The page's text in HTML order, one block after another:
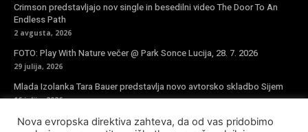
Crimson predstavljajo nov single in besedilni video The Door To An
Endless Path
2 avgusta, 2026
FOTO: Play With Nature večer @ Park Sonce Lucija, 28. 7. 2026
29 julija, 2026
Mlada Izolanka Tara Bauer predstavlja novo avtorsko skladbo Sijem
16 julija, 2026
Nova evropska direktiva zahteva, da od vas pridobimo